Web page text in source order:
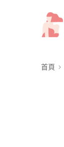
首頁